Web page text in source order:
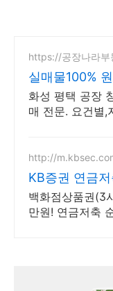
https://공장나라부
실매물100%
굿파트너! 공
화성 평택 공장
매 전문. 요건별,
http://
KB증권 연금
간별 쿠폰 혜택
백화점상품권(3
만원! 연금저축